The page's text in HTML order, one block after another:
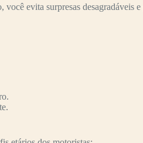
evita surpresas desagradáveis